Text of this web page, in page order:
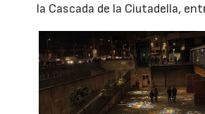
la Cascada de la Ciutadella,